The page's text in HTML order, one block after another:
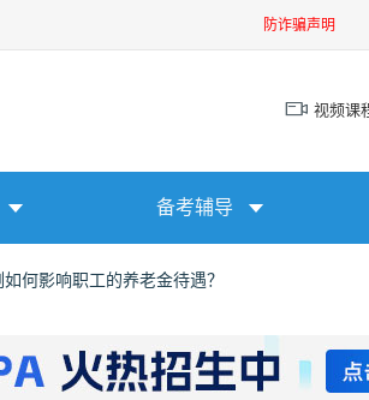
防诈骗声明
视频课
备考辅导
何影响职工的养老金待遇？